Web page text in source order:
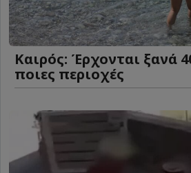
Καιρός: Έρχονται ξανά
ποιες περιοχές